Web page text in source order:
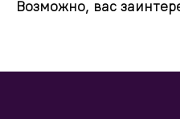
Возможно, вас